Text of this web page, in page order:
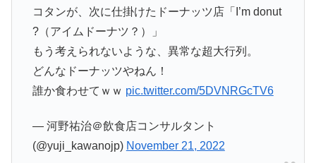
コタンが、次に仕掛けたドーナッツ店「I’m donut
?（アイムドーナツ？）」
もう考えられないような、異常な超大行列。
どんなドーナッツやねん！
誰か食わせてｗｗ pic.twitter.com/5DVNRGcTV6
— 河野祐治＠飲食店コンサルタント
(@yuji_kawanojp) November 21, 2022